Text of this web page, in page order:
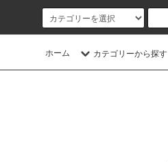
ホーム カテゴリーから探す